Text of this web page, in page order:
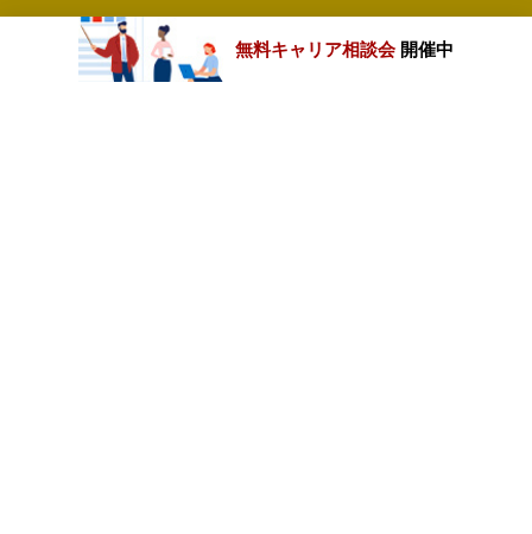
無料キャリア相談会 開催中